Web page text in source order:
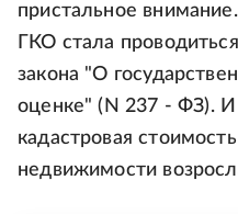
пристальное
ГКО стала
закона "О
оценке" (N 237 - ФЗ).
кадастровая
недвижимости